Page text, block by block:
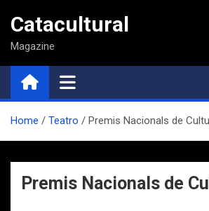
contenido
Catacultural
Magazine
Home Teatro Premis Nacionals de
Premis Nacionals de